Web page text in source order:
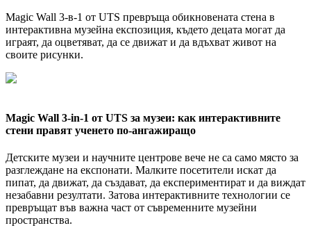
Magic Wall 3-в-1 от UTS превръща обикновената стена в
интерактивна музейна експозиция, където децата могат да
играят, да оцветяват, да се движат и да вдъхват живот на
своите рисунки.
Magic Wall 3-in-1 от UTS за музеи: как интерактивните
стени правят ученето по-ангажиращо
Детските музеи и научните центрове вече не са само място за
разглеждане на експонати. Малките посетители искат да
пипат, да движат, да създават, да експериментират и да виждат
незабавни резултати. Затова интерактивните технологии се
превръщат във важна част от съвременните музейни
пространства.